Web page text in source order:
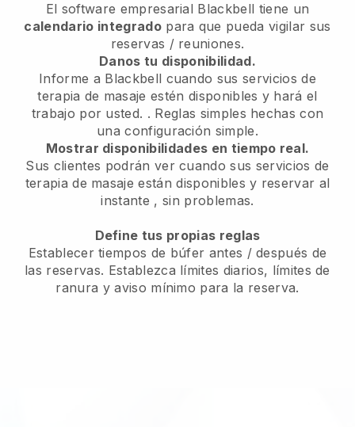
El software empresarial Blackbell tiene un
calendario integradopara que pueda vigilar sus
reservas / reuniones.
Danos tu disponibilidad.
Informe a Blackbell cuando sus servicios de
terapia de masaje estén disponibles y hará el
trabajo por usted. . Reglas simples hechas con
una configuración simple.
Mostrar disponibilidades en tiempo real.
Sus clientes podrán ver cuando sus servicios de
terapia de masaje están disponibles y reservar al
instante , sin problemas.
Define tus propias reglas
Establecer tiempos de búfer antes / después de
las reservas. Establezca límites diarios, límites de
ranura y aviso mínimo para la reserva.